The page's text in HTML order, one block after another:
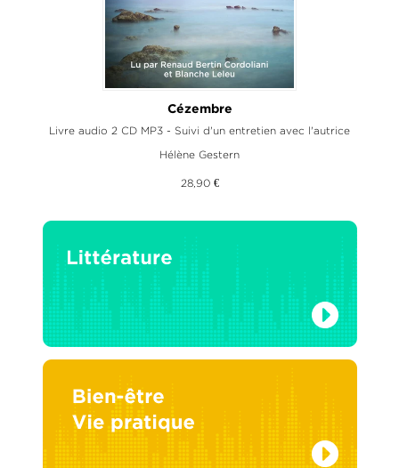
Cézembre
Livre audio 2 CD MP3 - Suivi d'un entretien avec l'autrice
Hélène Gestern
28,90 €